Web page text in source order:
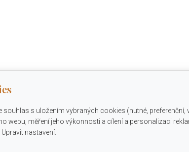
s uložením vybraných cookies (nutné,
webu, měření jeho výkonnosti a cílení a personalizaci
nastavení.